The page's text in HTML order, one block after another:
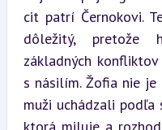
cit patrí Černokovi.
dôležitý, pretože
základných
s násilím. Žofia nie
muži uchádzali podľa